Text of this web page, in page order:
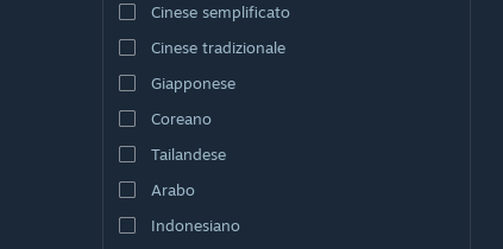
Cinese semplificato
Cinese tradizionale
Giapponese
Coreano
Tailandese
Arabo
Indonesiano